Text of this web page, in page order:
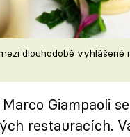
dlouhodobě vyhlášené
Giampaoli
restauracích.